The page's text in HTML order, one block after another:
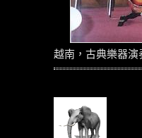
越南，古典樂器演